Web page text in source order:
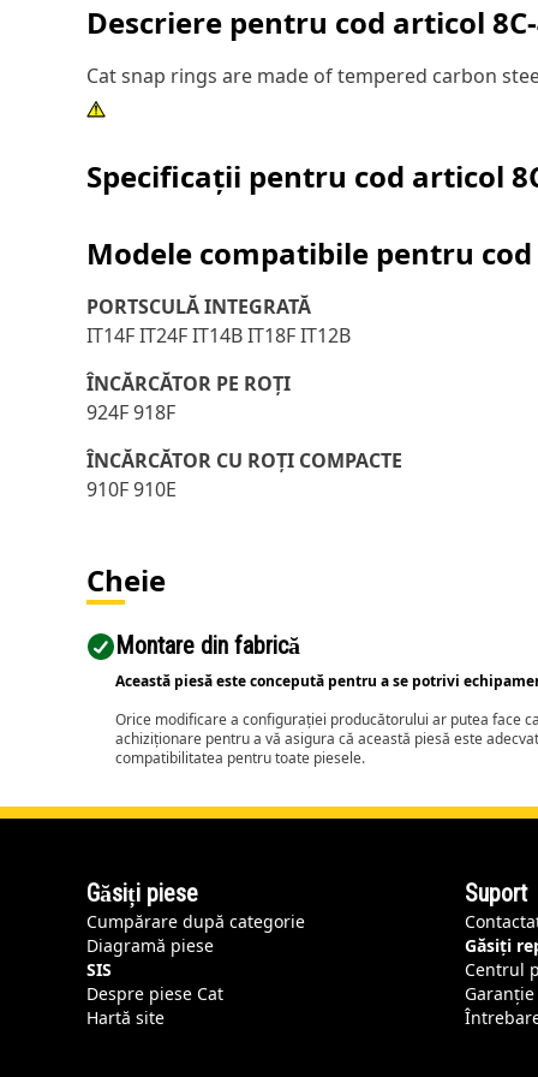
Descriere pentru cod articol
Cat snap rings are made of tempered carbon
Specificații pentru cod articol
Modele compatibile pentru
PORTSCULĂ INTEGRATĂ
IT14F IT24F IT14B IT18F IT12B
ÎNCĂRCĂTOR PE ROŢI
924F 918F
ÎNCĂRCĂTOR CU ROŢI COMPACTE
910F 910E
Cheie
Montare din fabrică
Această piesă este concepută pentru a se potrivi
Orice modificare a configurației producătorului ar putea face
achiziționare pentru a vă asigura că această piesă este
compatibilitatea pentru toate piesele.
Găsiți piese
Cumpărare după categorie
Diagramă piese
SIS
Despre piese Cat
Hartă site
Suport
Găsiți
Centrul